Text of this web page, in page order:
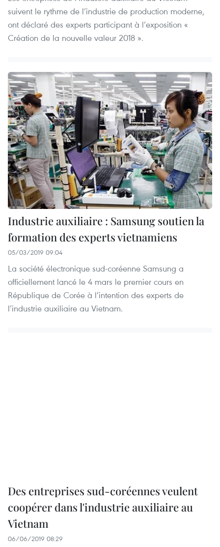
suivent le rythme de l’industrie de production moderne,
ont déclaré des experts participant à l’exposition «
Création de la nouvelle valeur 2018 ».
Industrie auxiliaire : Samsung soutien la
formation des experts vietnamiens
05/03/2019 09:04
La société électronique sud-coréenne Samsung a
officiellement lancé le 4 mars le premier cours en
République de Corée à l’intention des experts de
l’industrie auxiliaire au Vietnam.
Des entreprises sud-coréennes veulent
coopérer dans l'industrie auxiliaire au
Vietnam
06/06/2019 08:29